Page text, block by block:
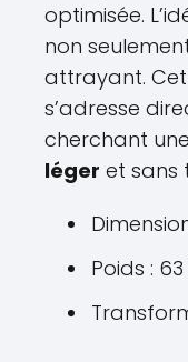
optimisée.
non
attrayant.
s’adresse
cherchant
léger et sans
Poids :